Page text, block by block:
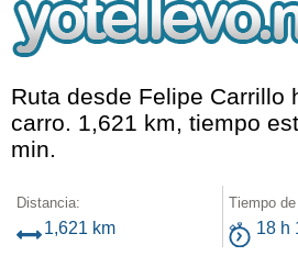
Ruta desde Felipe Carrillo
carro. 1,621 km, tiempo
min.
Distancia:
1,621 km
Tiempo
18 h